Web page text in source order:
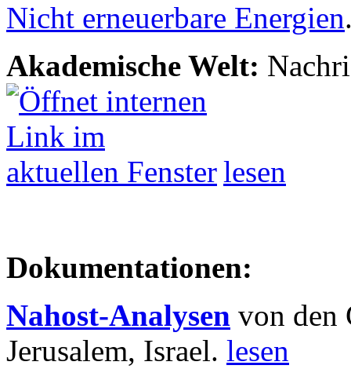
Nicht erneuerbare Energien
Akademische Welt:
lesen
Dokumentationen:
Nahost-Analysen von den
Jerusalem, Israel. lesen